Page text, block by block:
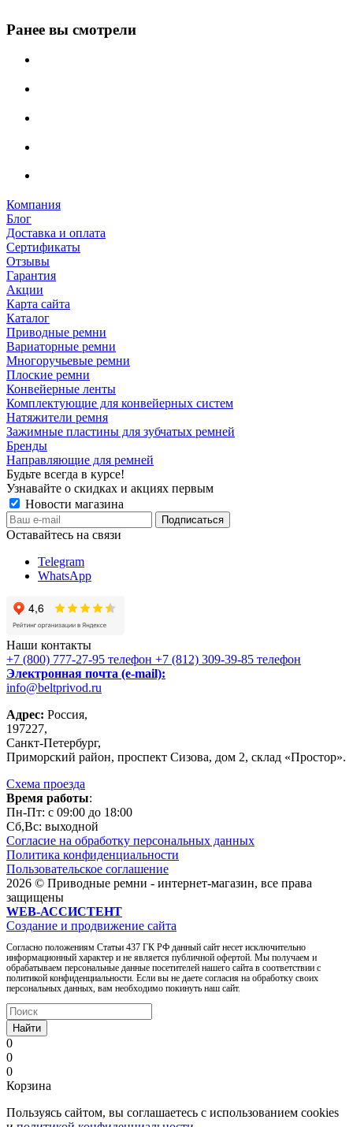
Ранее вы смотрели
Компания
Блог
Доставка и оплата
Сертификаты
Отзывы
Гарантия
Акции
Карта сайта
Каталог
Приводные ремни
Вариаторные ремни
Многоручьевые ремни
Плоские ремни
Конвейерные ленты
Комплектующие для конвейерных систем
Натяжители ремня
Зажимные пластины для зубчатых ремней
Бренды
Направляющие для ремней
Будьте всегда в курсе!
Узнавайте о скидках и акциях первым
Новости магазина
Оставайтесь на связи
Telegram
WhatsApp
Наши контакты
+7 (800) 777-27-95 телефон +7 (812) 309-39-85 телефон
Электронная почта (e-mail):
info@beltprivod.ru
Адрес: Россия,
197227,
Санкт-Петербург,
Приморский район, проспект Сизова, дом 2, склад «Простор».
Схема проезда
Время работы:
Пн-Пт: c 09:00 до 18:00
Сб,Вc: выходной
Согласие на обработку персональных данных
Политика конфиденциальности
Пользовательское соглашение
2026 © Приводные ремни - интернет-магазин, все права
защищены
WEB-АССИСТЕНТ
Создание и продвижение сайта
Согласно положениям Статьи 437 ГК РФ данный сайт несет исключительно
информационный характер и не является публичной офертой. Мы получаем и
обрабатываем персональные данные посетителей нашего сайта в соответствии с
политикой конфиденциальности. Если вы не даете согласия на обработку своих
персональных данных, вам необходимо покинуть наш сайт.
Найти
0
0
0
Корзина
Пользуясь сайтом, вы соглашаетесь с использованием cookies